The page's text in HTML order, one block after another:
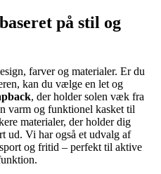
på stil og
farver og materialer. Er du
kan du vælge en let og
, der holder solen væk fra
varm og funktionel kasket til
materialer, der holder dig
ud. Vi har også et udvalg af
og fritid – perfekt til aktive